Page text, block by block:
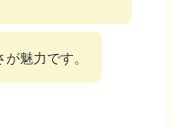
魅力です。